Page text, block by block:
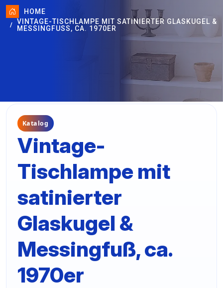
HOME
VINTAGE-TISCHLAMPE MIT SATINIERTER GLASKUGEL &
MESSINGFUSS, CA. 1970ER
Katalog
Vintage-
Tischlampe mit
satinierter
Glaskugel &
Messingfuß, ca.
1970er